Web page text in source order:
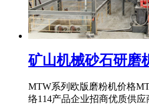
矿山机械砂石研磨
MTW系列欧版磨粉机价格
络114产品企业招商优质供